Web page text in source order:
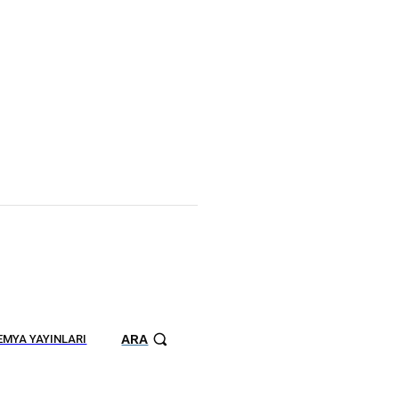
YAYINLARI ARA